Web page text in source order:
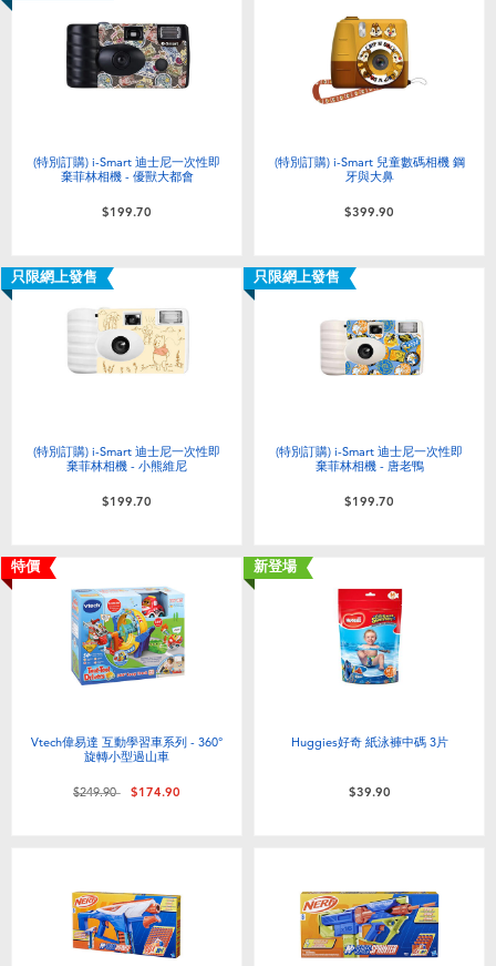
(特別訂購) i-Smart 迪士尼一次性即
棄菲林相機 - 優獸大都會
$199.70
(特別訂購) i-Smart 兒童數碼相機 鋼
牙與大鼻
$399.90
只限網上發售
(特別訂購) i-Smart 迪士尼一次性即
棄菲林相機 - 小熊維尼
$199.70
只限網上發售
(特別訂購) i-Smart 迪士尼一次性即
棄菲林相機 - 唐老鴨
$199.70
特價
Vtech偉易達 互動學習車系列 - 360°
旋轉小型過山車
價格從
$249.90至$174.90
新登場
Huggies好奇 紙泳褲中碼 3片
$39.90